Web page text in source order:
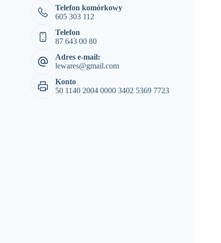
Telefon komórkowy
605 303 112
Telefon
87 643 00 80
Adres e-mail:
lewares@gmail.com
Konto
50 1140 2004 0000 3402 5369 7723